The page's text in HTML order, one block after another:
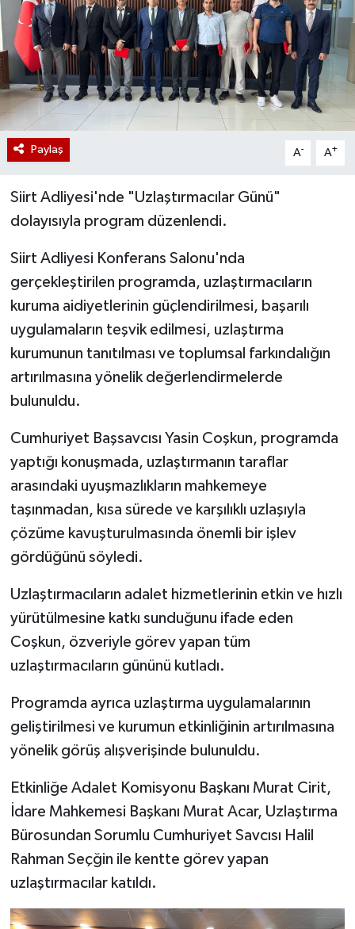
Paylaş A- A+
Siirt Adliyesi'nde "Uzlaştırmacılar Günü"
dolayısıyla program düzenlendi.
Siirt Adliyesi Konferans Salonu'nda
gerçekleştirilen programda, uzlaştırmacıların
kuruma aidiyetlerinin güçlendirilmesi, başarılı
uygulamaların teşvik edilmesi, uzlaştırma
kurumunun tanıtılması ve toplumsal farkındalığın
artırılmasına yönelik değerlendirmelerde
bulunuldu.
Cumhuriyet Başsavcısı Yasin Coşkun, programda
yaptığı konuşmada, uzlaştırmanın taraflar
arasındaki uyuşmazlıkların mahkemeye
taşınmadan, kısa sürede ve karşılıklı uzlaşıyla
çözüme kavuşturulmasında önemli bir işlev
gördüğünü söyledi.
Uzlaştırmacıların adalet hizmetlerinin etkin ve hızlı
yürütülmesine katkı sunduğunu ifade eden
Coşkun, özveriyle görev yapan tüm
uzlaştırmacıların gününü kutladı.
Programda ayrıca uzlaştırma uygulamalarının
geliştirilmesi ve kurumun etkinliğinin artırılmasına
yönelik görüş alışverişinde bulunuldu.
Etkinliğe Adalet Komisyonu Başkanı Murat Cirit,
İdare Mahkemesi Başkanı Murat Acar, Uzlaştırma
Bürosundan Sorumlu Cumhuriyet Savcısı Halil
Rahman Seçğin ile kentte görev yapan
uzlaştırmacılar katıldı.